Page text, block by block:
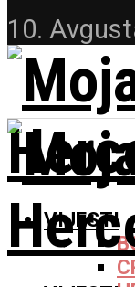
10.
VIJESTI